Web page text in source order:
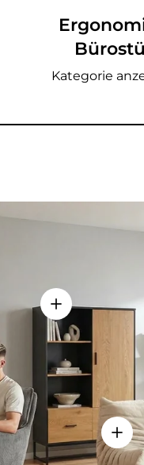
Kategorie
Einzelheiten